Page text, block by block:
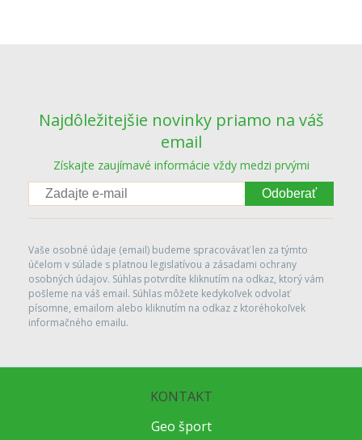
Najdôležitejšie novinky priamo na váš
email
Získajte zaujímavé informácie vždy medzi prvými
Odoberať
Vaše osobné údaje (email) budeme spracovávať len za týmto
účelom v súlade s platnou legislatívou a zásadami ochrany
osobných údajov. Súhlas potvrdíte kliknutím na odkaz, ktorý vám
pošleme na váš email. Súhlas môžete kedykoľvek odvolať
písomne, emailom alebo kliknutím na odkaz z ktoréhokoľvek
informačného emailu.
KONTAKT
Geo šport